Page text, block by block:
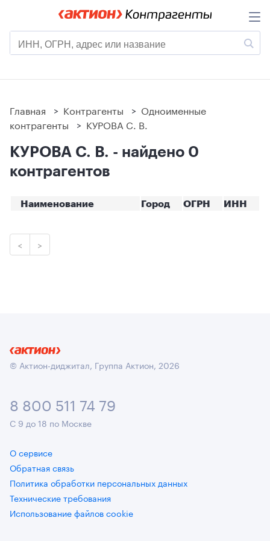
Главная > Контрагенты > Одноименные
контрагенты > КУРОВА С. В.
КУРОВА С. В. - найдено 0
контрагентов
Наименование Город ОГРН ИНН
< >
© Актион-диджитал, Группа Актион, 2026
8 800 511 74 79
С 9 до 18 по Москве
О сервисе
Обратная связь
Политика обработки персональных данных
Технические требования
Использование файлов cookie